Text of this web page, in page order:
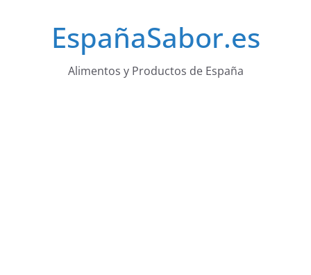
EspañaSabor.es
Alimentos y Productos de España